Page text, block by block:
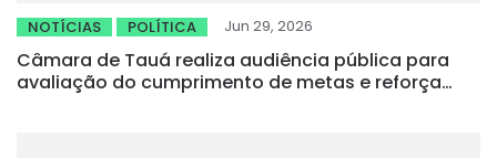
NOTÍCIAS POLÍTICA Jun 29, 2026
Câmara de Tauá realiza audiência pública para
avaliação do cumprimento de metas e reforça